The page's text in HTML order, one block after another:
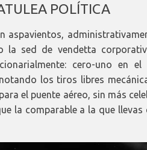
POLÍTICA
aspavientos,
sed de vendetta
cero-uno en el
los tiros libres
el puente aéreo, sin más
la comparable a la que llevas